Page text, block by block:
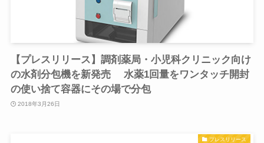
【プレスリリース】調剤薬局・小児科クリニック向け
の水剤分包機を新発売 水薬1回量をワンタッチ開封
の使い捨て容器にその場で分包
2018年3月26日
プレスリリース